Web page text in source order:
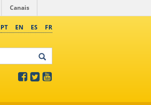
Canais
PT EN ES FR